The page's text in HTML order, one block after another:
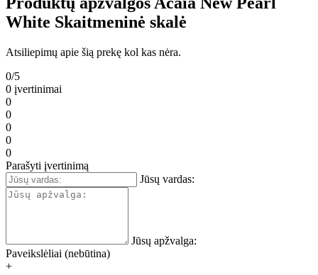
White Skaitmeninė skalė
Atsiliepimų apie šią prekę kol kas nėra.
0/5
0 įvertinimai
0
0
0
0
0
Parašyti įvertinimą
Jūsų vardas:
Jūsų apžvalga:
Paveikslėliai (nebūtina)
+